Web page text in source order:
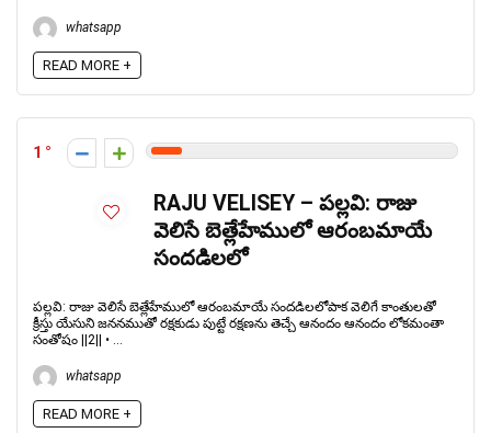
whatsapp
READ MORE +
1
RAJU VELISEY – పల్లవి: రాజు
వెలిసే బెత్లేహేములో ఆరంబమాయే
సందడిలలో
పల్లవి: రాజు వెలిసే బెత్లేహేములో ఆరంబమాయే సందడిలలోపాక వెలిగే కాంతులతో
క్రీస్తు యేసుని జననముతో రక్షకుడు పుట్టే రక్షణను తెచ్చే ఆనందం ఆనందం లోకమంతా
సంతోషం ||2|| • ...
whatsapp
READ MORE +